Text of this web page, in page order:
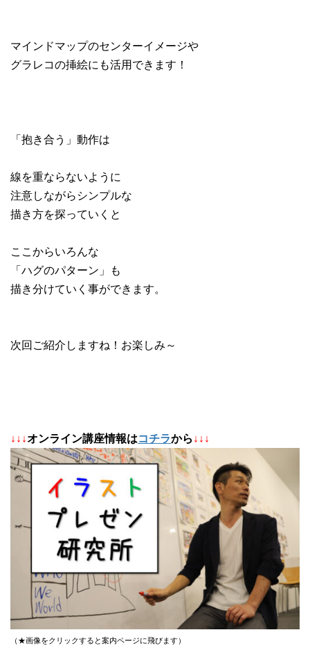
マインドマップのセンターイメージや
グラレコの挿絵にも活用できます！
「抱き合う」動作は
線を重ならないように
注意しながらシンプルな
描き方を探っていくと
ここからいろんな
「ハグのパターン」も
描き分けていく事ができます。
次回ご紹介しますね！お楽しみ～
↓ ↓ ↓オンライン講座情報はコチラから ↓↓↓
（★画像をクリックすると案内ページに飛びます）